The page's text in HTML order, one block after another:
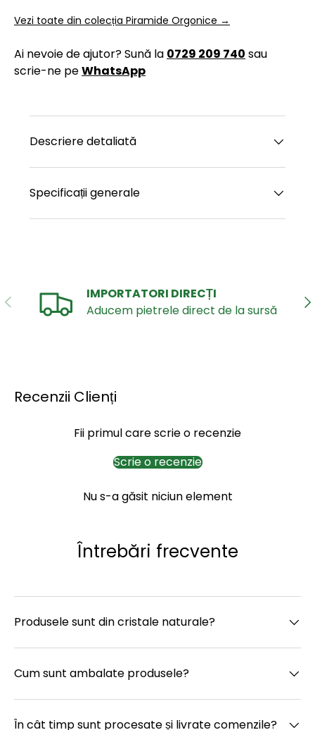
Vezi toate din colecția Piramide Orgonice →
Ai nevoie de ajutor? Sună la 0729 209 740 sau
scrie-ne peWhatsApp
Descriere detaliată
Specificații generale
ANTERIOR
IMPORTATORI DIRECȚI
Aducem pietrele direct de la sursă
Recenzii Clienți
Fii primul care scrie o recenzie
Scrie o recenzie
Nu s-a găsit niciun element
Întrebări frecvente
Produsele sunt din cristale naturale?
Cum sunt ambalate produsele?
În cât timp sunt procesate și livrate comenzile?